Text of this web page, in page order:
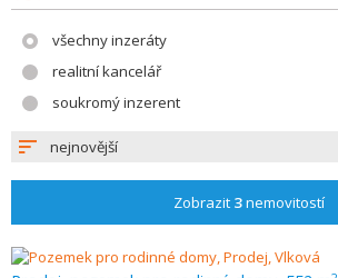
všechny inzeráty
realitní kancelář
soukromý inzerent
nejnovější
Zobrazit 3nemovitostí